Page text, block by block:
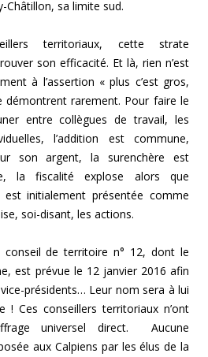
Châtillon, sa limite sud.
territoriaux, cette strate
son efficacité. Et là, rien n’est
à l’assertion « plus c’est gros,
démontrent rarement. Pour faire le
entre collègues de travail, les
l’addition est commune,
son argent, la surenchère est
la fiscalité explose alors que
est initialement présentée comme
soi-disant, les actions.
conseil de territoire n° 12, dont le
est prévue le 12 janvier 2016 afin
présidents… Leur nom sera à lui
! Ces conseillers territoriaux n’ont
universel direct. Aucune
aux Calpiens par les élus de la